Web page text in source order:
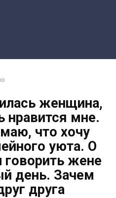
женщина,
нравится мне.
что хочу
уюта. О
говорить жене
день. Зачем
друга